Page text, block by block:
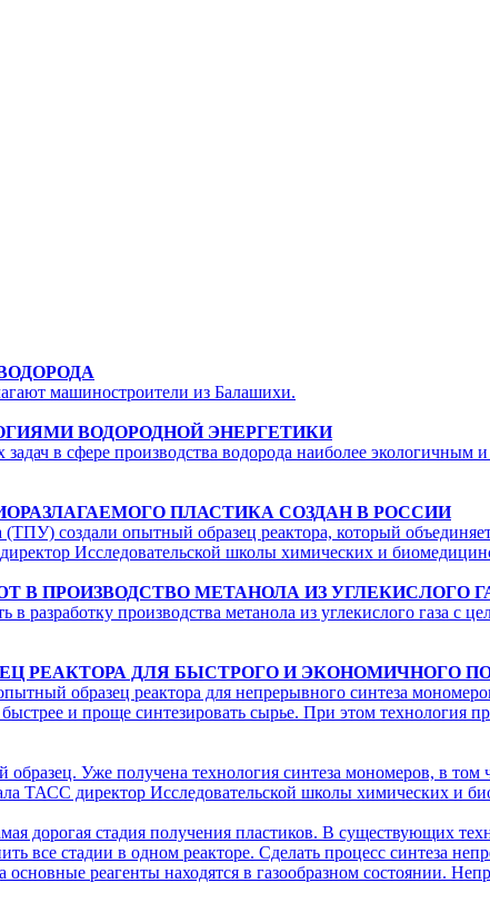
машиностроители из Балашихи.
ВОДОРОДНОЙ ЭНЕРГЕТИКИ
в сфере производства водорода наиболее
ПЛАСТИКА СОЗДАН В РОССИИ
создали опытный образец реактора, который
Исследовательской школы химических и
ПРОИЗВОДСТВО МЕТАНОЛА ИЗ УГЛЕКИСЛОГО
разработку производства метанола из углекислого газа с
РЕАКТОРА ДЛЯ БЫСТРОГО И ЭКОНОМИЧНОГО
образец реактора для непрерывного синтеза
и проще синтезировать сырье. При этом технология
образец. Уже получена технология синтеза мономеров, в
ТАСС директор Исследовательской школы химических и
дорогая стадия получения пластиков. В существующих
все стадии в одном реакторе. Сделать процесс синтеза
основные реагенты находятся в газообразном состоянии.